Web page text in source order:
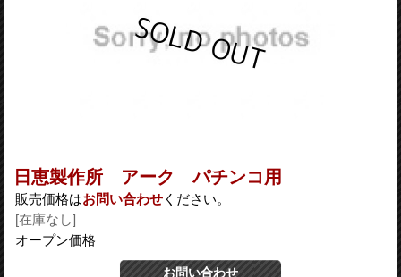
日恵製作所 アーク パチンコ用
販売価格はお問い合わせ ください。
[在庫なし]
オープン価格